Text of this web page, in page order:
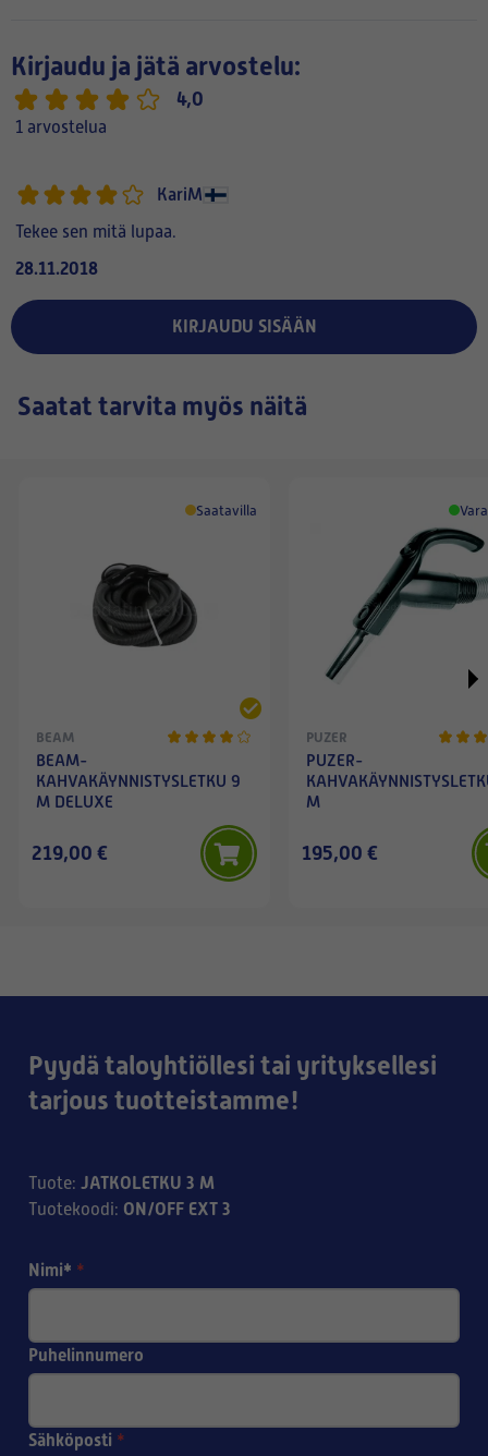
Kirjaudu ja jätä arvostelu:
4,0
1 arvostelua
KariM
Tekee sen mitä lupaa.
28.11.2018
KIRJAUDU SISÄÄN
Saatat tarvita myös näitä
Saatavilla
BEAM
BEAM-
KAHVAKÄYNNISTYSLETKU 9
M DELUXE
219,00 €
PUZER
PUZER-
M
195,00 €
Pyydä taloyhtiöllesi tai yrityksellesi
tarjous tuotteistamme!
Tuote: JATKOLETKU 3 M
Tuotekoodi: ON/OFF EXT 3
Nimi* *
Puhelinnumero
Sähköposti *